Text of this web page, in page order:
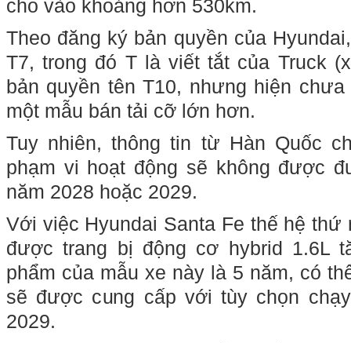
cho vào khoảng hơn 530km.
Theo đăng ký bản quyền của
T7, trong đó T là viết tắt của Truck
bản quyền tên T10, nhưng hiện
một mẫu bán tải cỡ lớn hơn.
Tuy nhiên, thông tin từ Hàn Quốc
phạm vi hoạt động sẽ không được
năm 2028 hoặc 2029.
Với việc Hyundai Santa Fe thế hệ
được trang bị động cơ hybrid 1.6L
phẩm của mẫu xe này là 5 năm, có
sẽ được cung cấp với tùy chọn
2029.